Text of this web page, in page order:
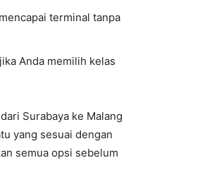
terminal tanpa
Anda memilih kelas
Surabaya ke Malang
yang sesuai dengan
semua opsi sebelum